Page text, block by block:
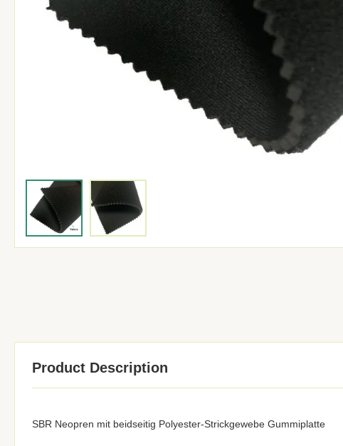
Product Description
SBR Neopren mit beidseitig Polyester-Strickgewebe Gummiplatte